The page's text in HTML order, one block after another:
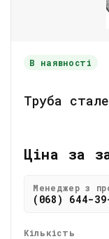
В наявності
Труба
Ціна за
Менеджер з
(068) 644-
Кількість